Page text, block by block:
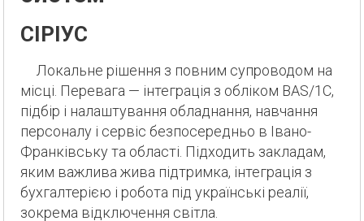
СІРІУС
Локальне рішення з повним супроводом на
місці. Перевага — інтеграція з обліком BAS/1С,
підбір і налаштування обладнання, навчання
персоналу і сервіс безпосередньо в Івано-
Франківську та області. Підходить закладам,
яким важлива жива підтримка, інтеграція з
бухгалтерією і робота під українські реалії,
зокрема відключення світла.